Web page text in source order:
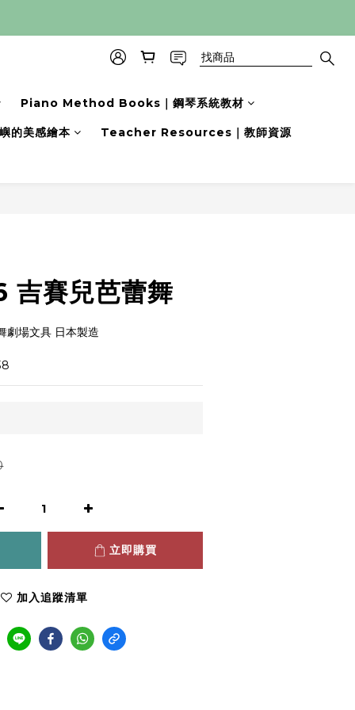
Piano Method Books｜鋼琴系統教材
美感繪本 Teacher Resources｜教師資源
吉賽兒芭蕾舞
劇場文具 日本製造
立即購買
加入追蹤清單